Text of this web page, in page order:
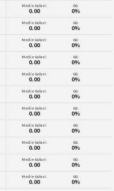
Medie Goluri:
0.00
GG:
0%
Medie Goluri:
0.00
GG:
0%
Medie Goluri:
0.00
GG:
0%
Medie Goluri:
0.00
GG:
0%
Medie Goluri:
0.00
GG:
0%
Medie Goluri:
0.00
GG:
0%
Medie Goluri:
0.00
GG:
0%
Medie Goluri:
0.00
GG:
0%
Medie Goluri:
0.00
GG:
0%
Medie Goluri:
0.00
GG:
0%
Medie Goluri:
0.00
GG:
0%